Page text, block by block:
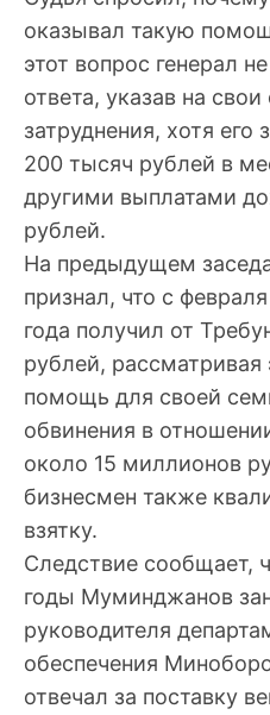
оказывал такую
этот вопрос генерал
ответа, указав на
затруднения, хотя его
200 тысяч рублей в
другими выплатами
рублей.
На предыдущем
признал, что с
года получил от
рублей,
помощь для своей
обвинения в
около 15 миллионов
бизнесмен также
взятку.
Следствие сообщает,
годы Муминджанов
руководителя
обеспечения
отвечал за поставку